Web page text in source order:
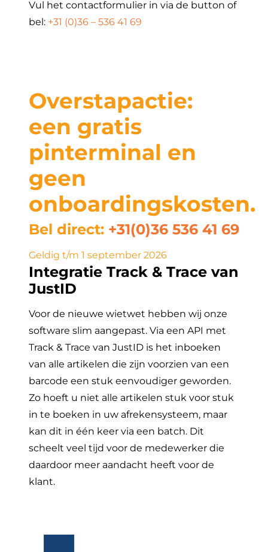
Vul het contactformulier in via de button of
bel: +31 (0)36 – 536 41 69
Overstapactie:
een gratis
pinterminal en
geen
onboardingskosten.
Bel direct: +31(0)36 536 41 69
Geldig t/m 1 september 2026
Integratie Track & Trace van
JustID
Voor de nieuwe wietwet hebben wij onze
software slim aangepast. Via een API met
Track & Trace van JustID is het inboeken
van alle artikelen die zijn voorzien van een
barcode een stuk eenvoudiger geworden.
Zo hoeft u niet alle artikelen stuk voor stuk
in te boeken in uw afrekensysteem, maar
kan dit in één keer via een batch. Dit
scheelt veel tijd voor de medewerker die
daardoor meer aandacht heeft voor de
klant.